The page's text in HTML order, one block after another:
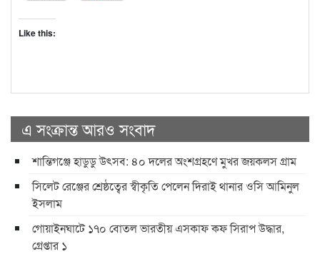
Like this:
এ সংক্রান্ত আরও সংবাদ
শান্তিগঞ্জে হাডুডু উৎসব: ৪০ দলের অংশগ্রহণে মুখর জয়কলস গ্রাম
সিলেট রেঞ্জের শ্রেষ্ঠত্বের স্বীকৃতি পেলেন দিরাই থানার ওসি আমিনুল
ইসলাম
গোয়াইনঘাটে ১৭০ বোতল ভারতীয় এসকাফ কফ সিরাপ উদ্ধার,
গ্রেপ্তার ১